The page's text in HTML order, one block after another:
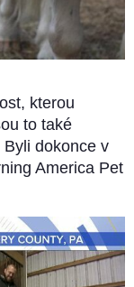
kterou
to také
dokonce v
America Pet